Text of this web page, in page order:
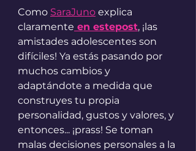
Como SaraJuno explica
claramente en estepost, ¡las
amistades adolescentes son
difíciles! Ya estás pasando por
muchos cambios y
adaptándote a medida que
construyes tu propia
personalidad, gustos y valores, y
entonces... ¡prass! Se toman
malas decisiones personales a la